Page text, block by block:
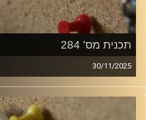
תכנית מס' 284
30/11/2025
קלאסיקות רוק עם אורן הוף
włodi